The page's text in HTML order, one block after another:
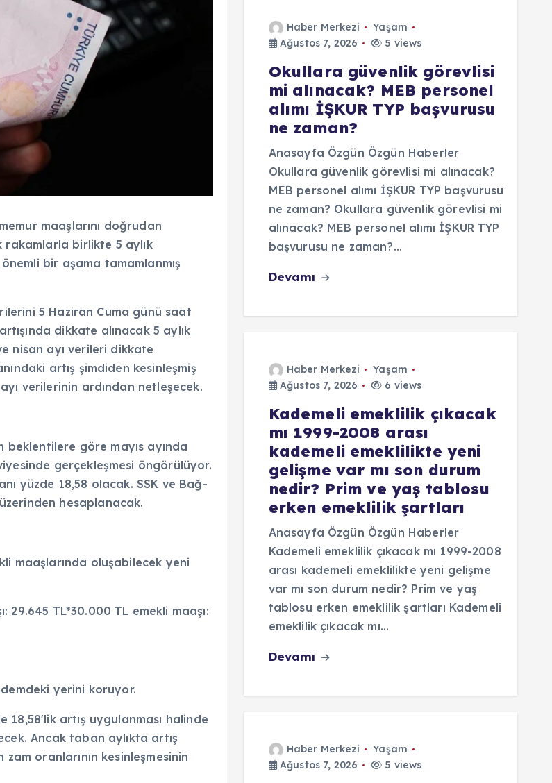
maaşlarını doğrudan
rakamlarla birlikte 5 aylık
bir aşama tamamlanmış
5 Haziran Cuma günü saat
dikkate alınacak 5 aylık
nisan ayı verileri dikkate
artış şimdiden kesinleşmiş
verilerinin ardından netleşecek.
beklentilere göre mayıs ayında
gerçekleşmesi öngörülüyor.
yüzde 18,58 olacak. SSK ve Bağ-
hesaplanacak.
maaşlarında oluşabilecek yeni
29.645 TL*30.000 TL emekli maaşı:
yerini koruyor.
18,58'lik artış uygulanması halinde
Ancak taban aylıkta artış
oranlarının kesinleşmesinin
Haber Merkezi
Yaşam
Ağustos 7, 2026
5 views
Okullara güvenlik görevlisi
mi alınacak? MEB personel
alımı İŞKUR TYP başvurusu
ne zaman?
Anasayfa Özgün Özgün Haberler
Okullara güvenlik görevlisi mi alınacak?
MEB personel alımı İŞKUR TYP başvurusu
ne zaman? Okullara güvenlik görevlisi mi
alınacak? MEB personel alımı İŞKUR TYP
başvurusu ne zaman?…
Devamı
Haber Merkezi
Yaşam
Ağustos 7, 2026
6 views
Kademeli emeklilik çıkacak
mı 1999-2008 arası
kademeli emeklilikte yeni
gelişme var mı son durum
nedir? Prim ve yaş tablosu
erken emeklilik şartları
Anasayfa Özgün Özgün Haberler
Kademeli emeklilik çıkacak mı 1999-2008
arası kademeli emeklilikte yeni gelişme
var mı son durum nedir? Prim ve yaş
tablosu erken emeklilik şartları Kademeli
emeklilik çıkacak mı…
Devamı
Haber Merkezi
Yaşam
Ağustos 7, 2026
5 views